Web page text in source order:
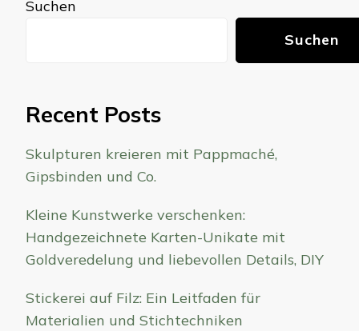
Suchen
Suchen
Recent Posts
Skulpturen kreieren mit Pappmaché,
Gipsbinden und Co.
Kleine Kunstwerke verschenken:
Handgezeichnete Karten-Unikate mit
Goldveredelung und liebevollen Details, DIY
Stickerei auf Filz: Ein Leitfaden für
Materialien und Stichtechniken